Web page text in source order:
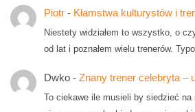
Piotr- Kłamstwa kulturystów i
Niestety widziałem to wszystko, o
od lat i poznałem wielu trenerów.
Dwko- Znany trener celebryta –
To ciekawe ile musieli by siedzieć na